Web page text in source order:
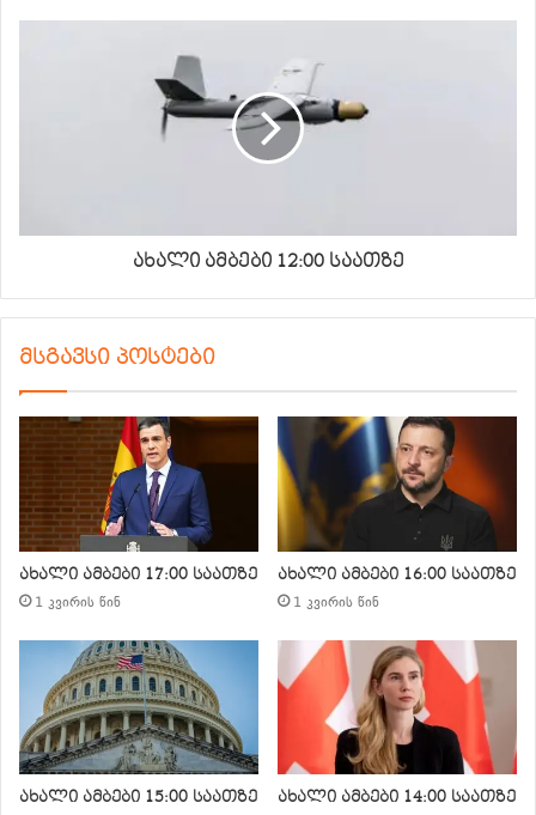
ახალი ამბები 12:00 საათზე
მსგავსი პოსტები
ახალი ამბები 17:00 საათზე
1 კვირის წინ
ახალი ამბები 16:00 საათზე
1 კვირის წინ
ახალი ამბები 15:00 საათზე ახალი ამბები 14:00 საათზე